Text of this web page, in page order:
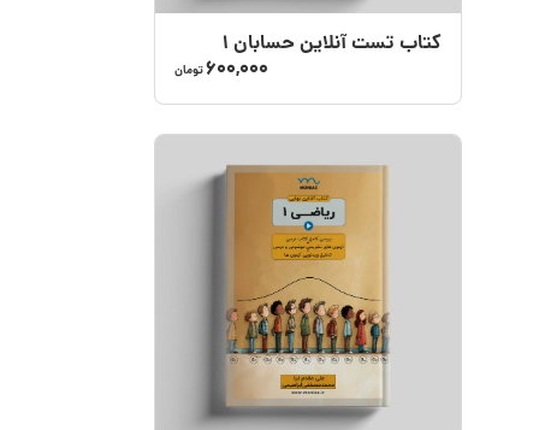
کتاب تست آنلاین حسابان 1
600,000تومان